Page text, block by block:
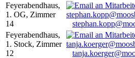
Feyerabendhaus,
1. OG, Zimmer
14
Feyerabendhaus,
1. Stock, Zimmer
12